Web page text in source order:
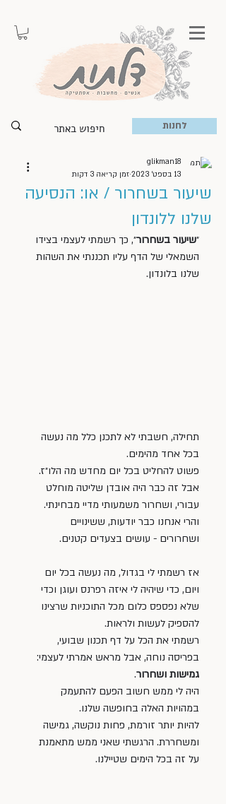
לחנות
שיעור בשחרור / או: הנסיעה
שלנו ללונדון
glikman18
13 בספט׳ 2023
זמן קריאה 3 דקות
״שיעור בשחרור״, כך רשמתי לעצמי בצידו
השמאלי של הדף עליו תכננתי את השהות
שלנו בלונדון.
תחילה, חשבתי לא לתכנן כלל מה נעשה
בכל אחד מהימים.
פשוט להחליט בכל יום מחדש מה הלו״ז.
אבל זה כבר היה אובדן שליטה מוחלט
עבורי, ושחרור משמעותי מדיי מבחינתי.
והרי אנחנו כבר יודעות, ששינויים
ושחרורים - עושים בצעדים קטנים.
אז רשמתי לי בגדול, מה נעשה בכל יום
ויום, כדי שיהיה לי איזה רפרנס ועוגן וכדי
שלא נפספס כלום מכל התוכניות שרצינו
להספיק לעשות ולראות.
רשמתי את הכל על דף תכנון שבועי,
בפריסה נוחה, אבל מראש אמרתי לעצמי:
גמישות ושחרור.
היה לי ממש חשוב הפעם להתעמק
במהויות האלה בחופשה שלנו.
להיות יותר זורמת, פחות נוקשה, גמישה
ומשחררת. הרגשתי שאני ממש מתאמנת
על זה בכל הימים שטיילנו.